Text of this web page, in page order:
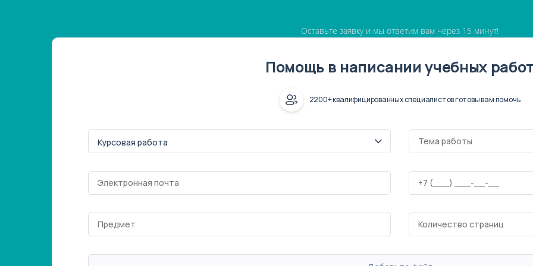
Оставьте заявку и мы ответим вам через 15 минут!
Помощь в написании учебных
2200+ квалифицированных специалистов готовы вам помочь